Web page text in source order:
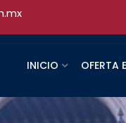
INICIO OFERTA